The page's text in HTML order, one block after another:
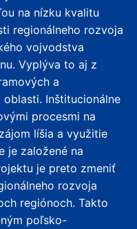
na nízku kvalitu
regionálneho rozvoja
vojvodstva
Vyplýva to aj z
a
Inštitucionálne
procesmi na
líšia a využitie
je založené na
je preto zmeniť
rozvoja
regiónoch. Takto
poľsko-